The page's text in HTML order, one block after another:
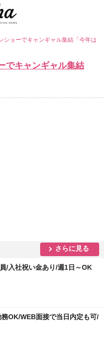
ショーでキャンギャル集結「今年は
でキャンギャル集結
さらに見る
/入社祝い金あり/週1日～OK
OK/WEB面接で当日内定も可/